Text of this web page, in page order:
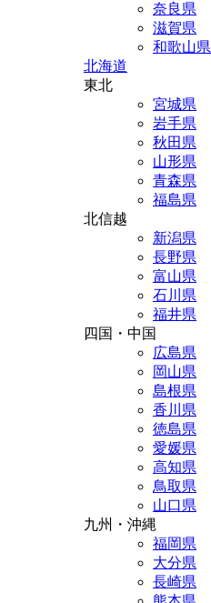
奈良県
滋賀県
和歌山県
北海道
東北
宮城県
岩手県
秋田県
山形県
青森県
福島県
北信越
新潟県
長野県
富山県
石川県
福井県
四国・中国
広島県
岡山県
島根県
香川県
徳島県
愛媛県
高知県
鳥取県
山口県
九州・沖縄
福岡県
大分県
長崎県